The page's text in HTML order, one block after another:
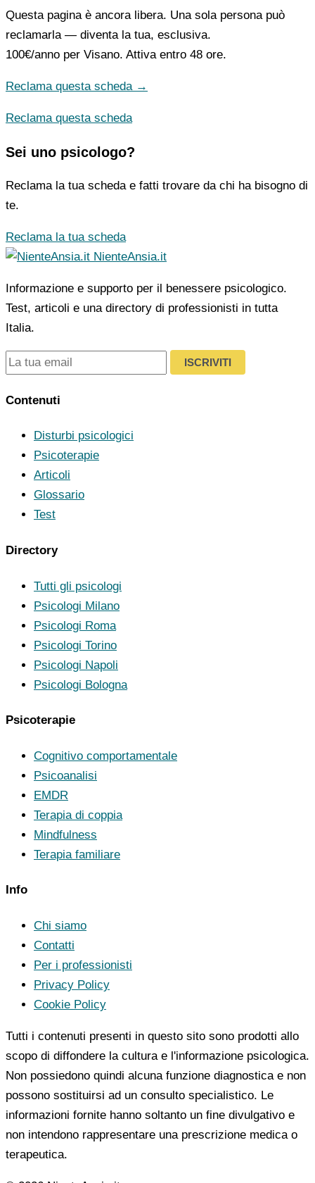
Questa pagina è ancora libera. Una sola persona può
reclamarla — diventa la tua, esclusiva.
100€/anno per Visano. Attiva entro 48 ore.
Reclama questa scheda →
Reclama questa scheda
Sei uno psicologo?
Reclama la tua scheda e fatti trovare da chi ha bisogno di
te.
Reclama la tua scheda
NienteAnsia.it
Informazione e supporto per il benessere psicologico.
Test, articoli e una directory di professionisti in tutta
Italia.
ISCRIVITI
Contenuti
Disturbi psicologici
Psicoterapie
Articoli
Glossario
Test
Directory
Tutti gli psicologi
Psicologi Milano
Psicologi Roma
Psicologi Torino
Psicologi Napoli
Psicologi Bologna
Psicoterapie
Cognitivo comportamentale
Psicoanalisi
EMDR
Terapia di coppia
Mindfulness
Terapia familiare
Info
Chi siamo
Contatti
Per i professionisti
Privacy Policy
Cookie Policy
Tutti i contenuti presenti in questo sito sono prodotti allo
scopo di diffondere la cultura e l'informazione psicologica.
Non possiedono quindi alcuna funzione diagnostica e non
possono sostituirsi ad un consulto specialistico. Le
informazioni fornite hanno soltanto un fine divulgativo e
non intendono rappresentare una prescrizione medica o
terapeutica.